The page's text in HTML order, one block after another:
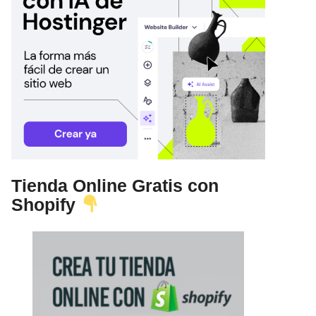
Tienda Online Gratis con
Shopify